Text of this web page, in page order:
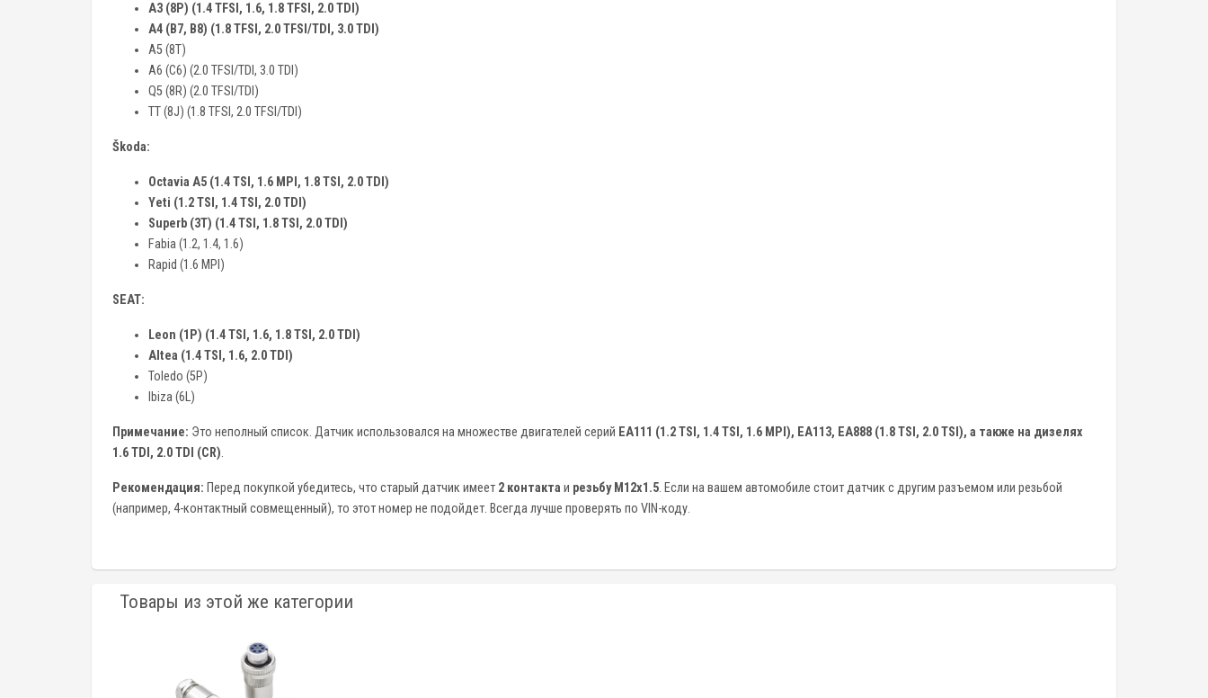
A3 (8P) (1.4 TFSI, 1.6, 1.8 TFSI, 2.0 TDI)
A4 (B7, B8) (1.8 TFSI, 2.0 TFSI/TDI, 3.0 TDI)
A5 (8T)
A6 (C6) (2.0 TFSI/TDI, 3.0 TDI)
Q5 (8R) (2.0 TFSI/TDI)
TT (8J) (1.8 TFSI, 2.0 TFSI/TDI)
Škoda:
Octavia A5 (1.4 TSI, 1.6 MPI, 1.8 TSI, 2.0 TDI)
Yeti (1.2 TSI, 1.4 TSI, 2.0 TDI)
Superb (3T) (1.4 TSI, 1.8 TSI, 2.0 TDI)
Fabia (1.2, 1.4, 1.6)
Rapid (1.6 MPI)
SEAT:
Leon (1P) (1.4 TSI, 1.6, 1.8 TSI, 2.0 TDI)
Altea (1.4 TSI, 1.6, 2.0 TDI)
Toledo (5P)
Ibiza (6L)
Примечание: Это неполный список. Датчик использовался на множестве двигателей серий EA111 (1.2 TSI, 1.4 TSI, 1.6 MPI), EA113, EA888 (1.8 TSI, 2.0 TSI), а также на дизелях
1.6 TDI, 2.0 TDI (CR).
Рекомендация: Перед покупкой убедитесь, что старый датчик имеет 2 контакта и резьбу M12x1.5. Если на вашем автомобиле стоит датчик с другим разъемом или резьбой
(например, 4-контактный совмещенный), то этот номер не подойдет. Всегда лучше проверять по VIN-коду.
Товары из этой же категории